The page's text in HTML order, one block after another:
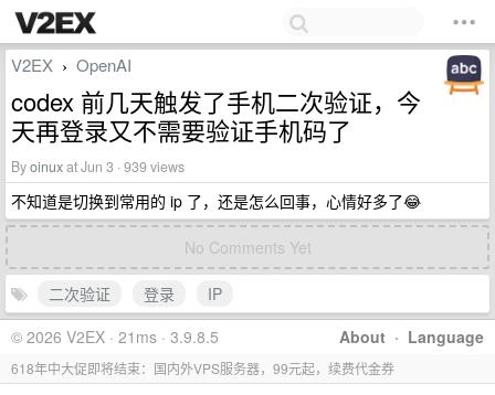
V2EX › OpenAI
codex 前几天触发了手机二次验证，今
天再登录又不需要验证手机码了
Byoinuxat Jun 3 · 939 views
不知道是切换到常用的 ip 了，还是怎么回事，心情好多了😂
No Comments Yet
二次验证 登录
IP
About · Language
© 2026 V2EX · 21ms · 3.9.8.5
618年中大促即将结束：国内外VPS服务器，99元起，续费代金券